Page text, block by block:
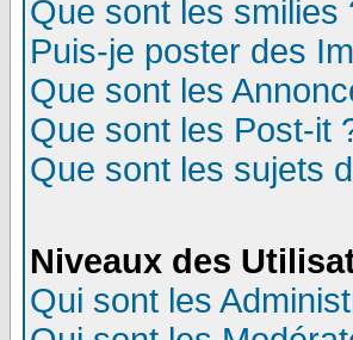
Que sont les smilies
Puis-je poster des
Que sont les
Que sont les Post-it
Que sont les sujets
Niveaux des
Qui sont les